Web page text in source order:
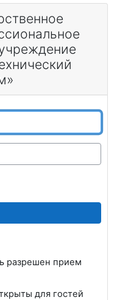
новой учетной записи
разрешен прием
для гостей